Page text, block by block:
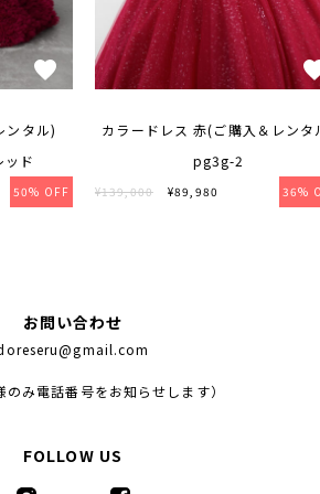
ンタル)
ド
50% OFF
カラードレス 赤(ご購入＆レンタ
pg3g-2
¥139,000 ¥89,980 36%
お問い合わせ
のみ電話番号をお知らせします）
FOLLOW US